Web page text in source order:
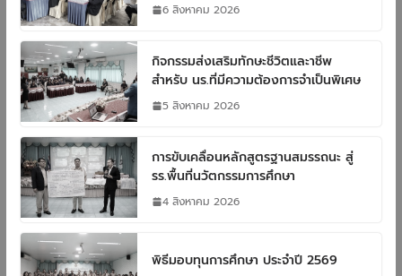
6 สิงหาคม 2026
กิจกรรมส่งเสริมทักษะชีวิตและาชีพ
สำหรับ นร.ที่มีความต้องการจำเป็นพิเศษ
5 สิงหาคม 2026
การขับเคลื่อนหลักสูตรฐานสมรรถนะ สู่
รร.พื้นที่นวัตกรรมการศึกษา
4 สิงหาคม 2026
พิธีมอบทุนการศึกษา ประจำปี 2569